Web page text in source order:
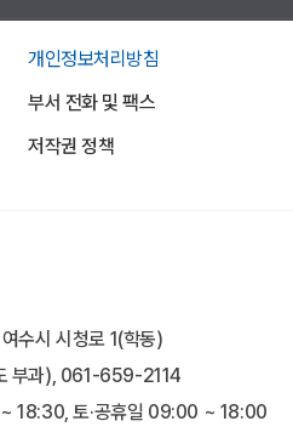
개인정보처리방침
부서 전화 및 팩스
저작권 정책
수시 시청로 1(학동)
부과), 061-659-2114
18:30, 토·공휴일 09:00 ~ 18:00